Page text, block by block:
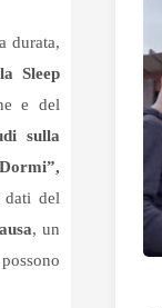
durata,
Sleep
e del
sulla
dati del
, un